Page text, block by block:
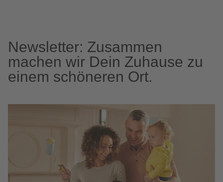
Newsletter: Zusammen
machen wir Dein Zuhause zu
einem schöneren Ort.